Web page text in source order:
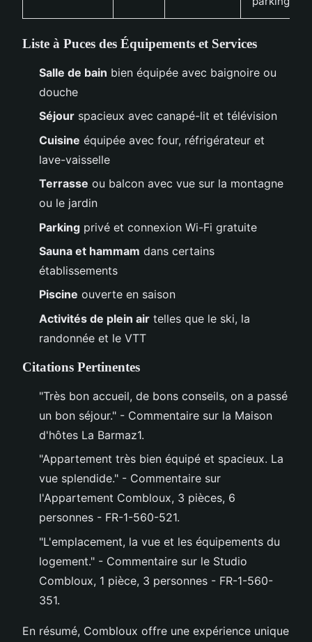
Liste à Puces des Équipements et Services
Salle de bain bien équipée avec baignoire ou
douche
Séjour spacieux avec canapé-lit et télévision
Cuisine équipée avec four, réfrigérateur et
lave-vaisselle
Terrasse ou balcon avec vue sur la montagne
ou le jardin
Parking privé et connexion Wi-Fi gratuite
Sauna et hammam dans certains
établissements
Piscine ouverte en saison
Activités de plein air telles que le ski, la
randonnée et le VTT
Citations Pertinentes
"Très bon accueil, de bons conseils, on a passé
un bon séjour." - Commentaire sur la Maison
d'hôtes La Barmaz1.
"Appartement très bien équipé et spacieux. La
vue splendide." - Commentaire sur
l'Appartement Combloux, 3 pièces, 6
personnes - FR-1-560-521.
"L'emplacement, la vue et les équipements du
logement." - Commentaire sur le Studio
Combloux, 1 pièce, 3 personnes - FR-1-560-
351.
En résumé, Combloux offre une expérience unique